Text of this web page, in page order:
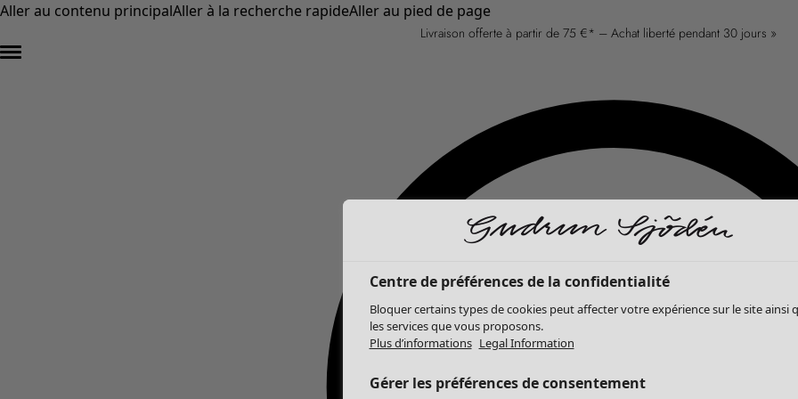
Aller au contenu principalAller à la recherche rapideAller au pied de page
Livraison offerte à partir de 75 €* – Achat liberté pendant 30 jours »
Centre de préférences de la confidentialité
Bloquer certains types de cookies peut affecter votre expérience sur le site ainsi
les services que vous proposons.
Plus d’informations Legal Information
Gérer les préférences de consentement